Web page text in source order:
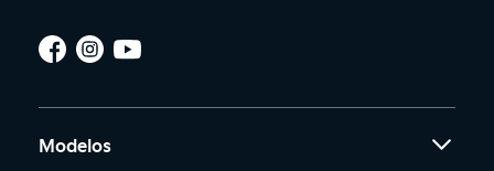
Modelos